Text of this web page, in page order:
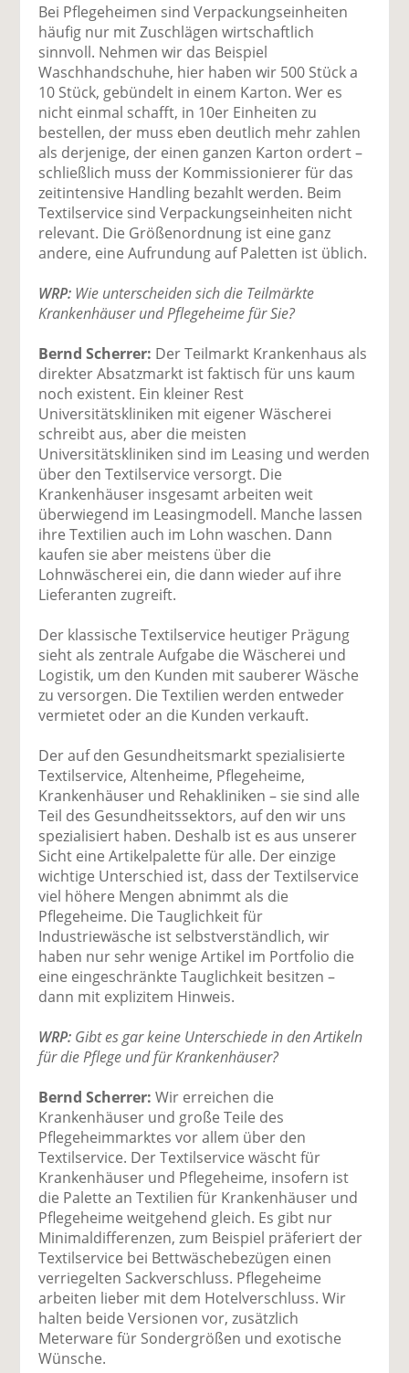
Bei Pflegeheimen sind Verpackungseinheiten
häufig nur mit Zuschlägen wirtschaftlich
sinnvoll. Nehmen wir das Beispiel
Waschhandschuhe, hier haben wir 500 Stück a
10 Stück, gebündelt in einem Karton. Wer es
nicht einmal schafft, in 10er Einheiten zu
bestellen, der muss eben deutlich mehr zahlen
als derjenige, der einen ganzen Karton ordert –
schließlich muss der Kommissionierer für das
zeitintensive Handling bezahlt werden. Beim
Textilservice sind Verpackungseinheiten nicht
relevant. Die Größenordnung ist eine ganz
andere, eine Aufrundung auf Paletten ist üblich.
WRP: Wie unterscheiden sich die Teilmärkte
Krankenhäuser und Pflegeheime für Sie?
Bernd Scherrer: Der Teilmarkt Krankenhaus als
direkter Absatzmarkt ist faktisch für uns kaum
noch existent. Ein kleiner Rest
Universitätskliniken mit eigener Wäscherei
schreibt aus, aber die meisten
Universitätskliniken sind im Leasing und werden
über den Textilservice versorgt. Die
Krankenhäuser insgesamt arbeiten weit
überwiegend im Leasingmodell. Manche lassen
ihre Textilien auch im Lohn waschen. Dann
kaufen sie aber meistens über die
Lohnwäscherei ein, die dann wieder auf ihre
Lieferanten zugreift.
Der klassische Textilservice heutiger Prägung
sieht als zentrale Aufgabe die Wäscherei und
Logistik, um den Kunden mit sauberer Wäsche
zu versorgen. Die Textilien werden entweder
vermietet oder an die Kunden verkauft.
Der auf den Gesundheitsmarkt spezialisierte
Textilservice, Altenheime, Pflegeheime,
Krankenhäuser und Rehakliniken – sie sind alle
Teil des Gesundheitssektors, auf den wir uns
spezialisiert haben. Deshalb ist es aus unserer
Sicht eine Artikelpalette für alle. Der einzige
wichtige Unterschied ist, dass der Textilservice
viel höhere Mengen abnimmt als die
Pflegeheime. Die Tauglichkeit für
Industriewäsche ist selbstverständlich, wir
haben nur sehr wenige Artikel im Portfolio die
eine eingeschränkte Tauglichkeit besitzen –
dann mit explizitem Hinweis.
WRP: Gibt es gar keine Unterschiede in den Artikeln
für die Pflege und für Krankenhäuser?
Bernd Scherrer: Wir erreichen die
Krankenhäuser und große Teile des
Pflegeheimmarktes vor allem über den
Textilservice. Der Textilservice wäscht für
Krankenhäuser und Pflegeheime, insofern ist
die Palette an Textilien für Krankenhäuser und
Pflegeheime weitgehend gleich. Es gibt nur
Minimaldifferenzen, zum Beispiel präferiert der
Textilservice bei Bettwäschebezügen einen
verriegelten Sackverschluss. Pflegeheime
arbeiten lieber mit dem Hotelverschluss. Wir
halten beide Versionen vor, zusätzlich
Meterware für Sondergrößen und exotische
Wünsche.